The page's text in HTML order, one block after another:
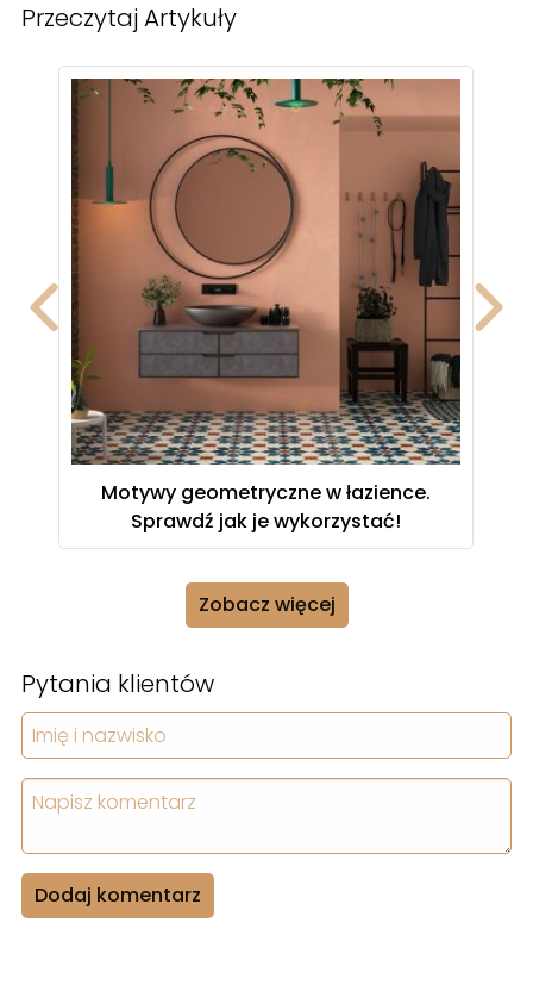
Przeczytaj Artykuły
Motywy geometryczne w łazience.
Sprawdź jak je wykorzystać!
Zobacz więcej
Pytania klientów
Dodaj komentarz